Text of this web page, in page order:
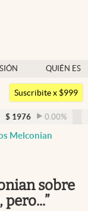
QUIÉN ES
QUIÉN
Argentina
Uruguay
Suscribite x $999
% DÓLAR MEP
Melconian
sobre